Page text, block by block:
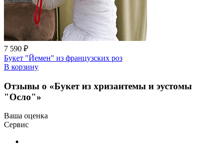
7 590 ₽
Букет "Йемен" из французских роз
В корзину
Отзывы о «Букет из хризантемы и эустомы
"Осло"»
Ваша оценка
Сервис